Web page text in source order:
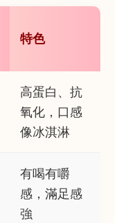
特色
高蛋白、抗
氧化，口感
像冰淇淋
有喝有嚼
感，滿足感
強